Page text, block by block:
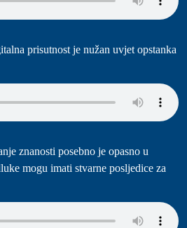
prisutnost je nužan uvjet opstanka
znanosti posebno je opasno u
mogu imati stvarne posljedice za